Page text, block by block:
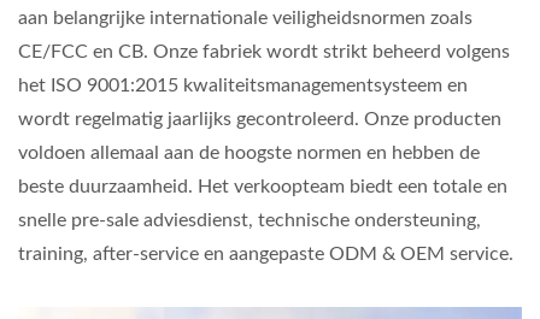
aan belangrijke internationale veiligheidsnormen zoals
CE/FCC en CB. Onze fabriek wordt strikt beheerd volgens
het ISO 9001:2015 kwaliteitsmanagementsysteem en
wordt regelmatig jaarlijks gecontroleerd. Onze producten
voldoen allemaal aan de hoogste normen en hebben de
beste duurzaamheid. Het verkoopteam biedt een totale en
snelle pre-sale adviesdienst, technische ondersteuning,
training, after-service en aangepaste ODM & OEM service.